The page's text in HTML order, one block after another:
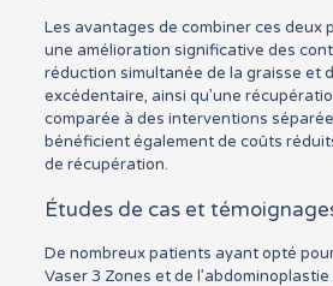
Les avantages de combiner ces deux
une amélioration significative des
réduction simultanée de la graisse et
excédentaire, ainsi qu’une
comparée à des interventions
bénéficient également de coûts
de récupération.
Études de cas et
De nombreux patients ayant opté
Vaser 3 Zones et de